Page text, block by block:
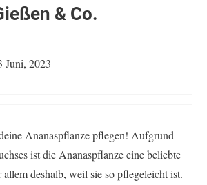
& Co.
Juni, 2023
Ananaspflanze pflegen! Aufgrund
ist die Ananaspflanze eine beliebte
deshalb, weil sie so pflegeleicht ist.